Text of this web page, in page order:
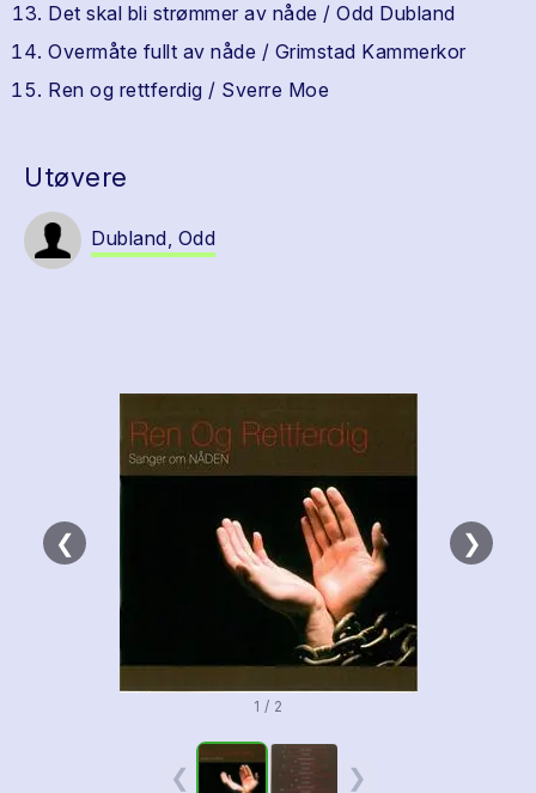
Det skal bli strømmer av nåde / Odd Dubland
Overmåte fullt av nåde / Grimstad Kammerkor
Ren og rettferdig / Sverre Moe
Utøvere
Dubland, Odd
❮ ❯
1 / 2
❮ ❯